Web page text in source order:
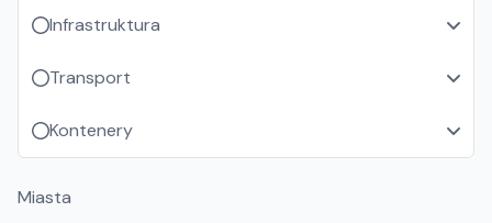
Infrastruktura
Transport
Kontenery
Miasta